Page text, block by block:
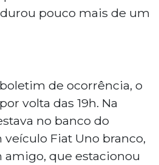
durou pouco mais de um
de ocorrência, o
volta das 19h. Na
no banco do
Fiat Uno branco,
que estacionou